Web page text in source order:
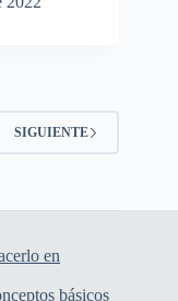
SIGUIENTE
en
básicos